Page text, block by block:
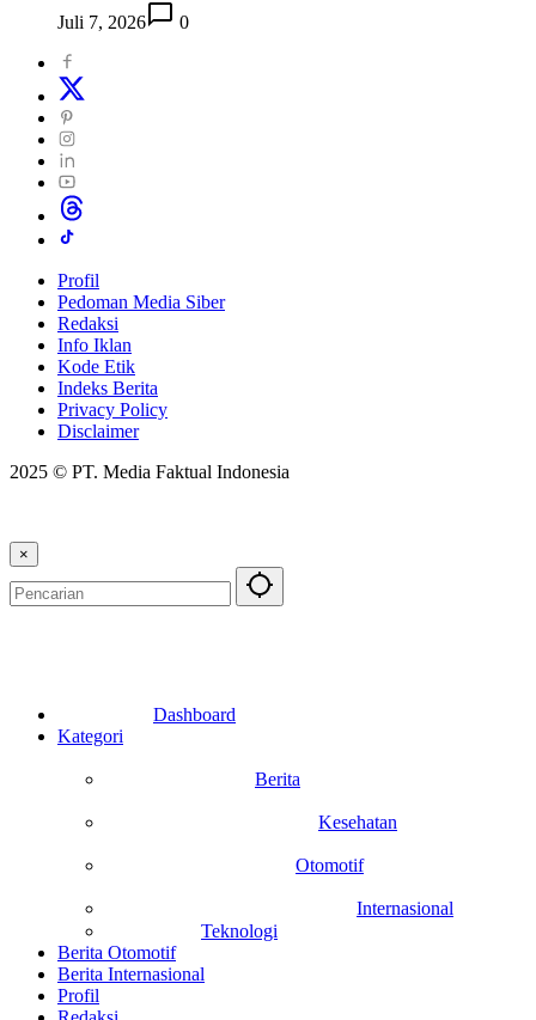
Juli 7, 2026
0
Profil
Pedoman Media Siber
Redaksi
Info Iklan
Kode Etik
Indeks Berita
Privacy Policy
Disclaimer
2025 © PT. Media Faktual Indonesia
×
Dashboard
Kategori
Berita
Kesehatan
Otomotif
Internasional
Teknologi
Berita Otomotif
Berita Internasional
Profil